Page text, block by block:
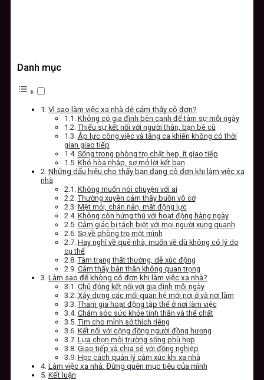
Danh mục
Vì sao làm việc xa nhà dễ cảm thấy cô đơn?
Không có gia đình bên cạnh để tâm sự mỗi ngày
Thiếu sự kết nối với người thân, bạn bè cũ
Áp lực công việc và tăng ca khiến không có thời
gian giao tiếp
Sống trong phòng trọ chật hẹp, ít giao tiếp
Khó hòa nhập, sợ mở lời kết bạn
Những dấu hiệu cho thấy bạn đang cô đơn khi làm việc xa
nhà
Không muốn nói chuyện với ai
Thường xuyên cảm thấy buồn vô cớ
Mệt mỏi, chán nản, mất động lực
Không còn hứng thú với hoạt động hàng ngày
Cảm giác bị tách biệt với mọi người xung quanh
Sợ về phòng trọ một mình
Hay nghĩ về quê nhà, muốn về dù không có lý do
cụ thể
Tâm trạng thất thường, dễ xúc động
Cảm thấy bản thân không quan trọng
Làm sao để không cô đơn khi làm việc xa nhà?
Chủ động kết nối với gia đình mỗi ngày
Xây dựng các mối quan hệ mới nơi ở và nơi làm
Tham gia hoạt động tập thể ở nơi làm việc
Chăm sóc sức khỏe tinh thần và thể chất
Tìm cho mình sở thích riêng
Kết nối với cộng đồng người đồng hương
Lựa chọn môi trường sống phù hợp
Giao tiếp và chia sẻ với đồng nghiệp
Học cách quản lý cảm xúc khi xa nhà
Làm việc xa nhà: Đừng quên mục tiêu của mình
Kết luận